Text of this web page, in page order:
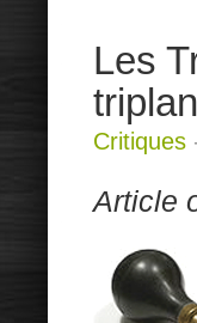
Les
Critiques
Article